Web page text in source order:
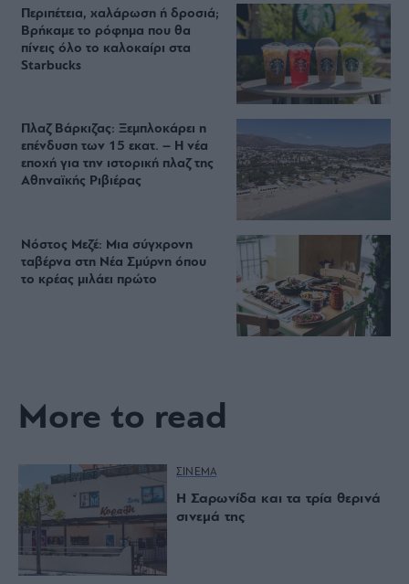
Περιπέτεια, χαλάρωση ή δροσιά;
Βρήκαμε το ρόφημα που θα
πίνεις όλο το καλοκαίρι στα
Starbucks
Πλαζ Βάρκιζας: Ξεμπλοκάρει η
επένδυση των 15 εκατ. – Η νέα
εποχή για την ιστορική πλαζ της
Αθηναϊκής Ριβιέρας
Νόστος Μεζέ: Μια σύγχρονη
ταβέρνα στη Νέα Σμύρνη όπου
το κρέας μιλάει πρώτο
More to read
ΣΙΝΕΜΑ
Η Σαρωνίδα και τα τρία θερινά
σινεμά της